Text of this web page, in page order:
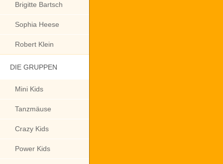
Brigitte Bartsch
Sophia Heese
Robert Klein
DIE GRUPPEN
Mini Kids
Tanzmäuse
Crazy Kids
Power Kids